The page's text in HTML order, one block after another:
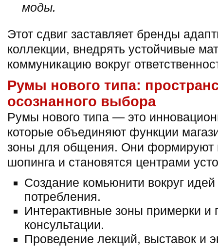
моды.
Этот сдвиг заставляет бренды
коллекции, внедрять устойчивые
коммуникацию вокруг
Румы нового типа:
осознанного выбора
Румы нового типа — это
которые объединяют функции
зоны для общения. Они формируют
шопинга и становятся центрами
Создание комьюнити вокруг идей
потребления.
Интерактивные зоны примерки и
консультации.
Проведение лекций, выставок и